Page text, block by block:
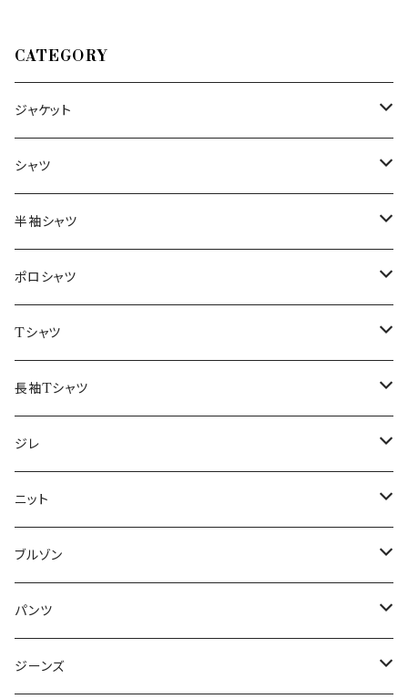
CATEGORY
ジャケット
～44/S
46/M
48/L
50/XL～
シャツ
～44/S
46/M
48/L
50/XL～
半袖シャツ
～44/S
46/M
48/L
50/XL～
ポロシャツ
～44/S
46/M
48/L
50/XL～
Tシャツ
～44/S
46/M
48/L
50/XL～
長袖Tシャツ
～44/S
46/M
48/L
50/XL～
ジレ
～44/S
46/M
48/L
50/XL～
ニット
～44/S
46/M
48/L
ブルゾン
～44/S
46/M
パンツ
～44/S
ジーンズ